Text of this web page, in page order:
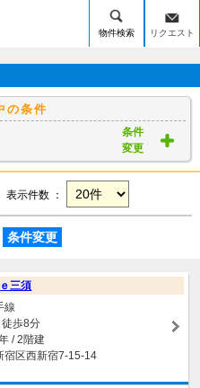
物件検索 リクエスト
の条件
条件
変更
表示件数 ：
条件変更
三須
線
歩8分
/ 2階建
宿区西新宿7-15-14